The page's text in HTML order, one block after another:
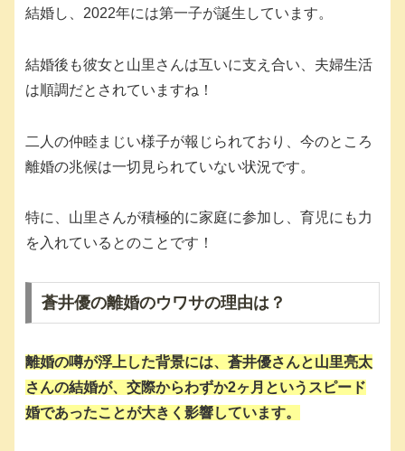
結婚し、2022年には第一子が誕生しています。
結婚後も彼女と山里さんは互いに支え合い、夫婦生活
は順調だとされていますね！
二人の仲睦まじい様子が報じられており、今のところ
離婚の兆候は一切見られていない状況です。
特に、山里さんが積極的に家庭に参加し、育児にも力
を入れているとのことです！
蒼井優の離婚のウワサの理由は？
離婚の噂が浮上した背景には、蒼井優さんと山里亮太
さんの結婚が、交際からわずか2ヶ月というスピード
婚であったことが大きく影響しています。